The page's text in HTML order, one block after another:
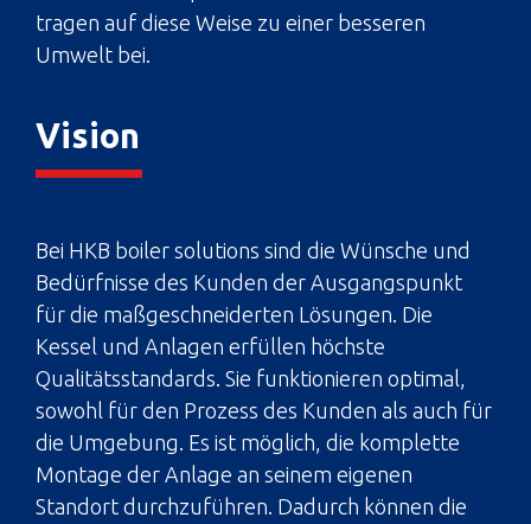
tragen auf diese Weise zu einer besseren
Umwelt bei.
Vision
Bei HKB boiler solutions sind die Wünsche und
Bedürfnisse des Kunden der Ausgangspunkt
für die maßgeschneiderten Lösungen. Die
Kessel und Anlagen erfüllen höchste
Qualitätsstandards. Sie funktionieren optimal,
sowohl für den Prozess des Kunden als auch für
die Umgebung. Es ist möglich, die komplette
Montage der Anlage an seinem eigenen
Standort durchzuführen. Dadurch können die